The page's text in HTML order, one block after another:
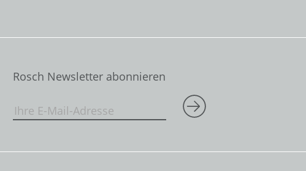
Rosch Newsletter abonnieren